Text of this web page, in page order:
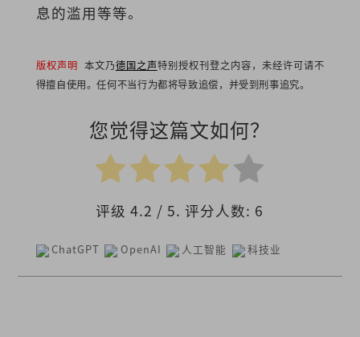
息的滥用等等。
版权声明 本文乃德国之声特别授权刊登之内容，未经许可请不
得擅自使用。任何不当行为都将导致追偿，并受到刑事追究。
您觉得这篇文如何？
评级4.2 / 5. 评分人数: 6
ChatGPT OpenAI 人工智能 科技业